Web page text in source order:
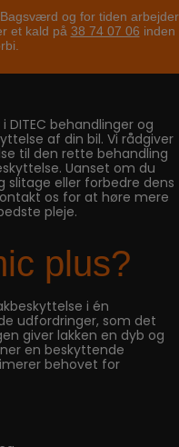
og for tiden arbejder
et kald på 38 74 07 06 inden
DITEC behandlinger og
af din bil. Vi rådgiver
til den rette behandling
Uanset om du
slitage eller forbedre dens
os for at høre mere
pleje.
plus?
i én
udfordringer, som det
giver lakken en dyb og
en beskyttende
behovet for